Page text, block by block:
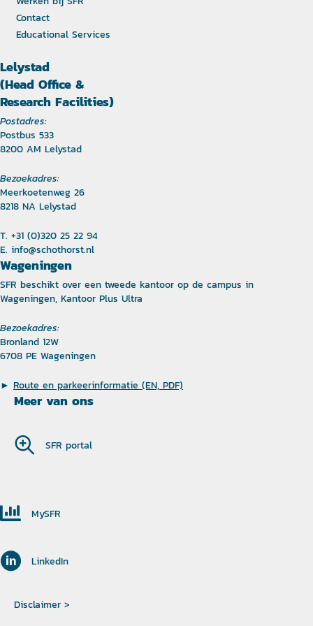
Contact
Educational Services
Lelystad
(Head Office &
Research Facilities)
Postadres:
Postbus 533
8200 AM Lelystad
Bezoekadres:
Meerkoetenweg 26
8218 NA Lelystad
T. +31 (0)320 25 22 94
E. info@schothorst.nl
Wageningen
SFR beschikt over een tweede kantoor op de campus in
Wageningen, Kantoor Plus Ultra
Bezoekadres:
Bronland 12W
6708 PE Wageningen
► Route en parkeerinformatie (EN, PDF)
Meer van ons
SFR portal
MySFR
LinkedIn
Disclaimer >